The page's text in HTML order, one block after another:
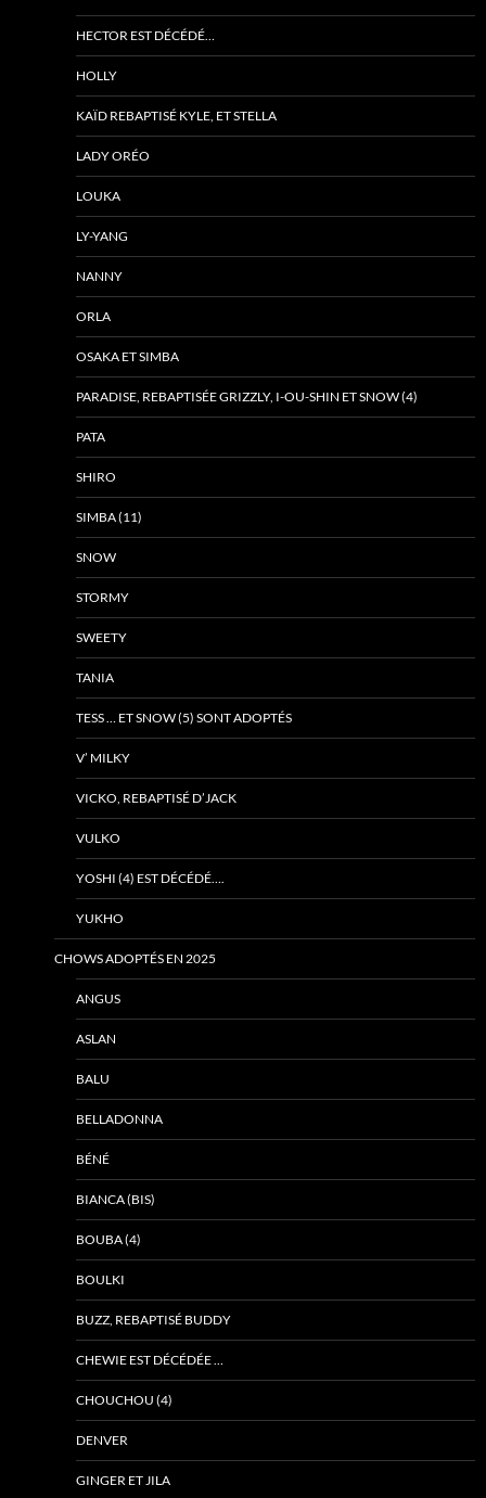
HECTOR EST DÉCÉDÉ…
HOLLY
KAÏD REBAPTISÉ KYLE, ET STELLA
LADY ORÉO
LOUKA
LY-YANG
NANNY
ORLA
OSAKA ET SIMBA
PARADISE, REBAPTISÉE GRIZZLY, I-OU-SHIN ET SNOW (4)
PATA
SHIRO
SIMBA (11)
SNOW
STORMY
SWEETY
TANIA
TESS … ET SNOW (5) SONT ADOPTÉS
V’ MILKY
VICKO, REBAPTISÉ D’JACK
VULKO
YOSHI (4) EST DÉCÉDÉ….
YUKHO
CHOWS ADOPTÉS EN 2025
ANGUS
ASLAN
BALU
BELLADONNA
BÉNÉ
BIANCA (BIS)
BOUBA (4)
BOULKI
BUZZ, REBAPTISÉ BUDDY
CHEWIE EST DÉCÉDÉE …
CHOUCHOU (4)
DENVER
GINGER ET JILA